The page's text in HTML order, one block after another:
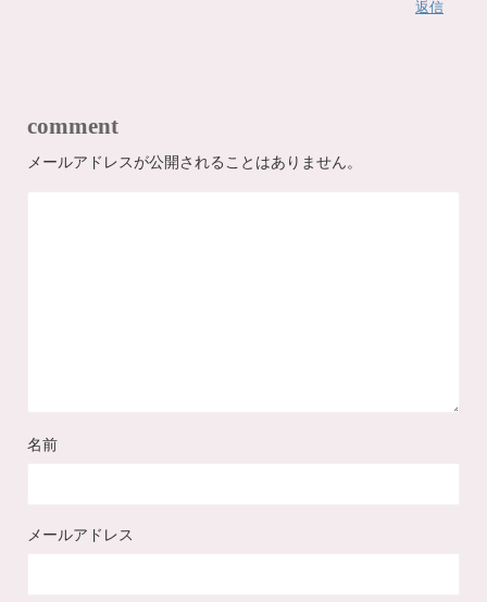
返信
comment
メールアドレスが公開されることはありません。
名前
メールアドレス